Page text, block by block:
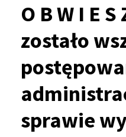
O B W I E S
zostało
sprawie